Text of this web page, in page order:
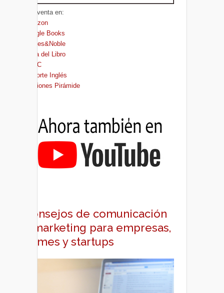
A la venta en:
Amazon
Google Books
Barnes&Noble
Casa del Libro
FNAC
El Corte Inglés
Ediciones Pirámide
Consejos de comunicación
y marketing para empresas,
pymes y startups